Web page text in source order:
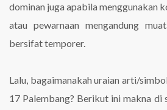
dominan juga apabila menggunakan
atau pewarnaan mengandung
bersifat temporer.
Lalu, bagaimanakah uraian arti/
17 Palembang? Berikut ini makna di